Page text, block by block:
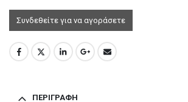
Συνδεθείτε για να αγοράσετε
ΠΕΡΙΓΡΑΦΉ